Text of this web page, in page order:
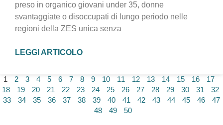
preso in organico giovani under 35, donne
svantaggiate o disoccupati di lungo periodo nelle
regioni della ZES unica senza
LEGGI ARTICOLO
1 2 3 4 5 6 7 8 9 10 11 12 13 14 15 16
17
18
19 20 21 22 23 24 25 26 27 28 29 30 31
32
33
34 35 36 37 38 39 40 41 42 43 44 45 46
47
48
49 50